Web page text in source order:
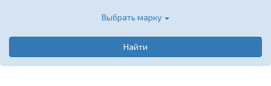
Выбрать марку
Найти